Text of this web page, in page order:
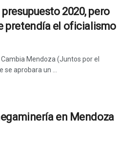
2020, pero
pretendía el oficialismo
Mendoza (Juntos por el
aprobara un ...
en Mendoza